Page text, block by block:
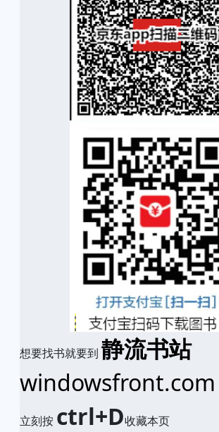
想要找书就要到 静流书站
windowsfront.com
立刻按 ctrl+D收藏本页